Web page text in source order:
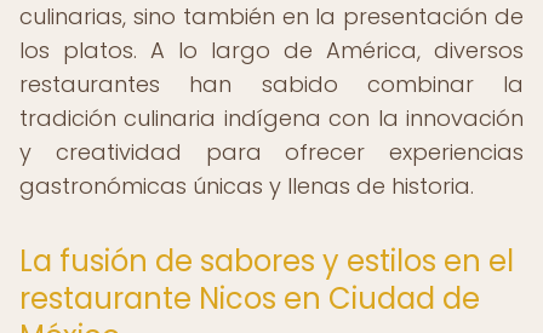
culinarias, sino también en la presentación de
los platos. A lo largo de América, diversos
restaurantes han sabido combinar la
tradición culinaria indígena con la innovación
y creatividad para ofrecer experiencias
gastronómicas únicas y llenas de historia.
La fusión de sabores y estilos en el
restaurante Nicos en Ciudad de